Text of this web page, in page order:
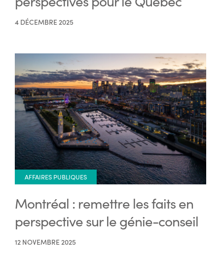
4 DÉCEMBRE 2025
AFFAIRES PUBLIQUES
Montréal : remettre les faits en
perspective sur le génie-conseil
12 NOVEMBRE 2025